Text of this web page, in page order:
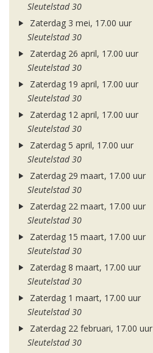
Sleutelstad 30
Zaterdag 3 mei, 17.00 uur
Sleutelstad 30
Zaterdag 26 april, 17.00 uur
Sleutelstad 30
Zaterdag 19 april, 17.00 uur
Sleutelstad 30
Zaterdag 12 april, 17.00 uur
Sleutelstad 30
Zaterdag 5 april, 17.00 uur
Sleutelstad 30
Zaterdag 29 maart, 17.00 uur
Sleutelstad 30
Zaterdag 22 maart, 17.00 uur
Sleutelstad 30
Zaterdag 15 maart, 17.00 uur
Sleutelstad 30
Zaterdag 8 maart, 17.00 uur
Sleutelstad 30
Zaterdag 1 maart, 17.00 uur
Sleutelstad 30
Zaterdag 22 februari, 17.00 uur
Sleutelstad 30